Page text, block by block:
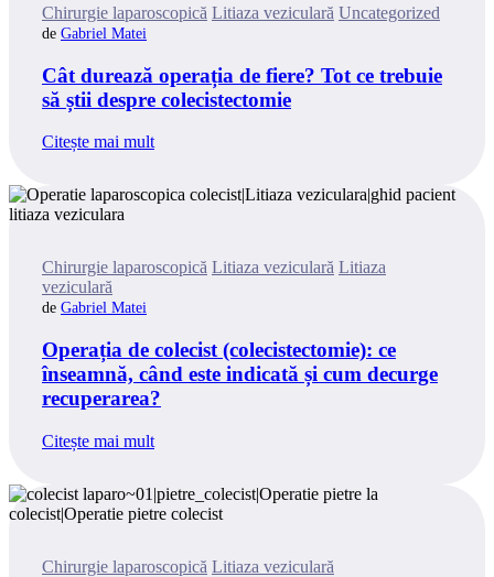
Categories
Chirurgie laparoscopică Litiaza veziculară Uncategorized
Gabriel Matei
Cât durează operația de fiere? Tot ce trebuie
să știi despre colecistectomie
Citește mai mult
Categories
Chirurgie laparoscopică Litiaza veziculară Litiaza
veziculară
Gabriel Matei
Operația de colecist (colecistectomie): ce
înseamnă, când este indicată și cum decurge
recuperarea?
Citește mai mult
Categories
Chirurgie laparoscopică Litiaza veziculară